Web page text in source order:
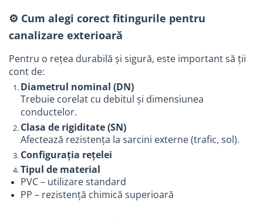
Senzori de miscare
Cabluri si conductori
Aparataje
Scule si dispozitive de lucru
Dispozitive tevi
Scule si echipamente pentru
constructii
Dispozitive pentru tevi
Dispozitive pentru prelucrarea
lemnului
Masini de gaurit si insurubat
⚙️ Cum alegi corect fitingurile pentru
canalizare exterioară
Pentru o rețea durabilă și sigură, este important să ții
cont de:
Diametrul nominal (DN)
Trebuie corelat cu debitul și dimensiunea
conductelor.
Clasa de rigiditate (SN)
Afectează rezistența la sarcini externe (trafic, sol).
Configurația rețelei
Tipul de material
PVC – utilizare standard
PP – rezistență chimică superioară